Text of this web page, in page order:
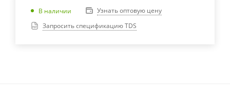
В наличии
Узнать оптовую цену
Запросить спецификацию TDS